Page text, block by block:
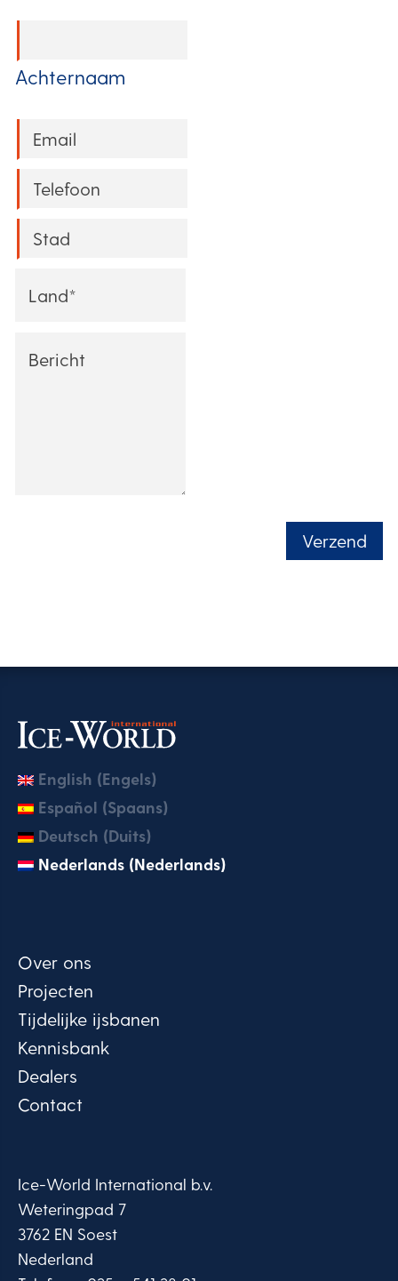
Achternaam
Email*
Phone*
Stad*
Land**
Message
Verzend
English (Engels)
Español (Spaans)
Deutsch (Duits)
Nederlands (Nederlands)
Over ons
Projecten
Tijdelijke ijsbanen
Kennisbank
Dealers
Contact
Ice-World International b.v.
Weteringpad 7
3762 EN Soest
Nederland